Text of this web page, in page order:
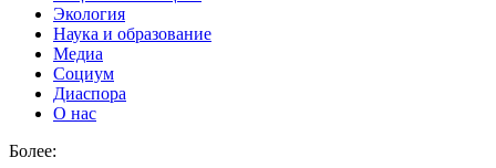
Экология
Наука и образование
Медиа
Социум
Диаспора
О нас
Более: